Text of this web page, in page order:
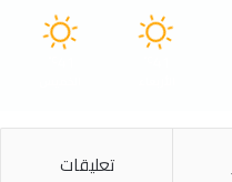
تعليقات